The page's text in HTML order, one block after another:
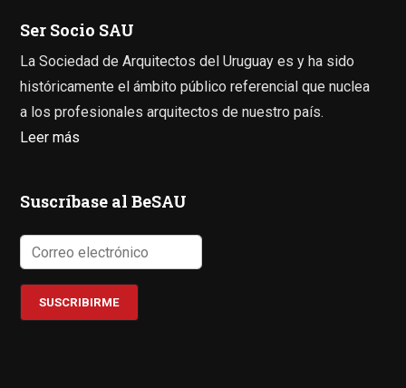
Ser Socio SAU
La Sociedad de Arquitectos del Uruguay es y ha sido
históricamente el ámbito público referencial que nuclea
a los profesionales arquitectos de nuestro país.
Leer más
Suscríbase al BeSAU